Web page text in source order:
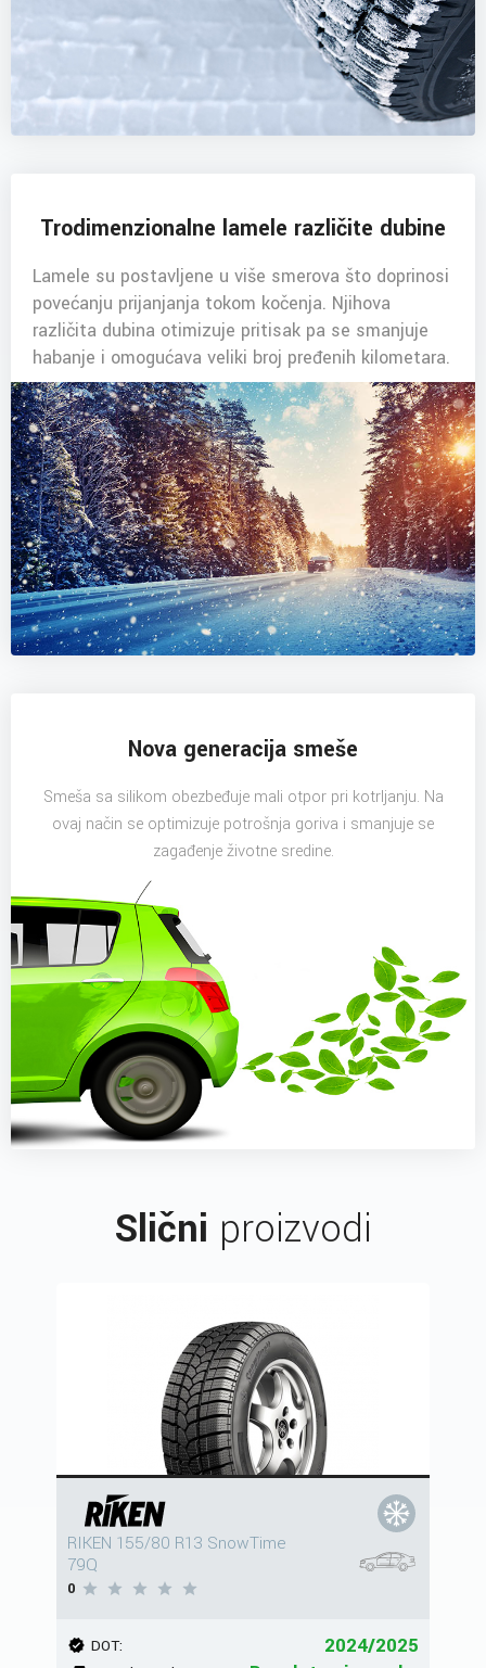
Trodimenzionalne lamele različite dubine
Lamele su postavljene u više smerova što doprinosi
povećanju prijanjanja tokom kočenja. Njihova
različita dubina otimizuje pritisak pa se smanjuje
habanje i omogućava veliki broj pređenih kilometara.
Nova generacija smeše
Smeša sa silikom obezbeđuje mali otpor pri kotrljanju. Na
ovaj način se optimizuje potrošnja goriva i smanjuje se
zagađenje životne sredine.
Slični proizvodi
RIKEN 155/80 R13 SnowTime
79Q
0
DOT: 2024/2025